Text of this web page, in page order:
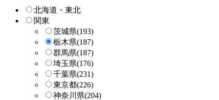
北海道・東北
関東
茨城県(193)
栃木県(187)
群馬県(187)
埼玉県(176)
千葉県(231)
東京都(226)
神奈川県(204)